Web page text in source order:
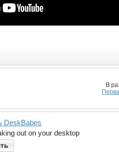
В
DeskBabes
out on your desktop